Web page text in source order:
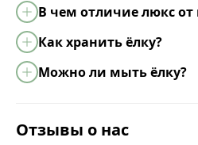
В чем отличие люкс
Как хранить ёлку?
Можно ли мыть ёлку?
Отзывы о нас